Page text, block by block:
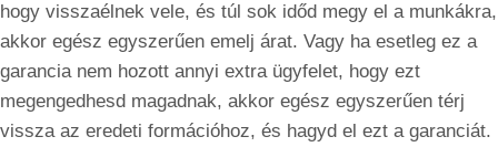
hogy visszaélnek vele, és túl sok időd megy el a munkákra,
akkor egész egyszerűen emelj árat. Vagy ha esetleg ez a
garancia nem hozott annyi extra ügyfelet, hogy ezt
megengedhesd magadnak, akkor egész egyszerűen térj
vissza az eredeti formációhoz, és hagyd el ezt a garanciát.